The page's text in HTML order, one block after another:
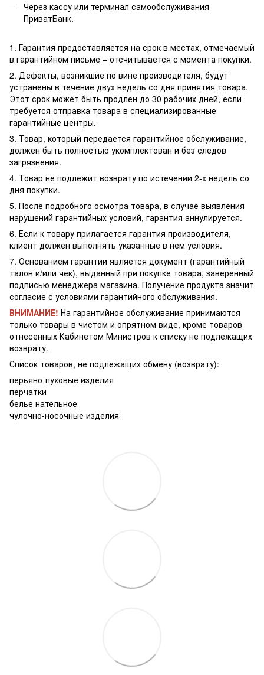
Через кассу или терминал самообслуживания
ПриватБанк.
1. Гарантия предоставляется на срок в местах, отмечаемый
в гарантийном письме – отсчитывается с момента покупки.
2. Дефекты, возникшие по вине производителя, будут
устранены в течение двух недель со дня принятия товара.
Этот срок может быть продлен до 30 рабочих дней, если
требуется отправка товара в специализированные
гарантийные центры.
3. Товар, который передается гарантийное обслуживание,
должен быть полностью укомплектован и без следов
загрязнения.
4. Товар не подлежит возврату по истечении 2-х недель со
дня покупки.
5. После подробного осмотра товара, в случае выявления
нарушений гарантийных условий, гарантия аннулируется.
6. Если к товару прилагается гарантия производителя,
клиент должен выполнять указанные в нем условия.
7. Основанием гарантии является документ (гарантийный
талон и/или чек), выданный при покупке товара, заверенный
подписью менеджера магазина. Получение продукта значит
согласие с условиями гарантийного обслуживания.
ВНИМАНИЕ! На гарантийное обслуживание принимаются
только товары в чистом и опрятном виде, кроме товаров
отнесенных Кабинетом Министров к списку не подлежащих
возврату.
Список товаров, не подлежащих обмену (возврату):
перьяно-пуховые изделия
перчатки
белье нательное
чулочно-носочные изделия